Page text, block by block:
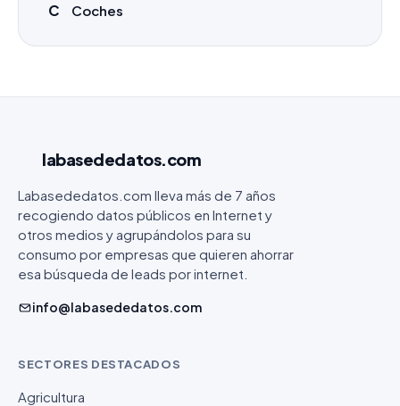
C Coches
labasededatos.com
Labasededatos.com lleva más de 7 años
recogiendo datos públicos en Internet y
otros medios y agrupándolos para su
consumo por empresas que quieren ahorrar
esa búsqueda de leads por internet.
info@labasededatos.com
SECTORES DESTACADOS
Agricultura